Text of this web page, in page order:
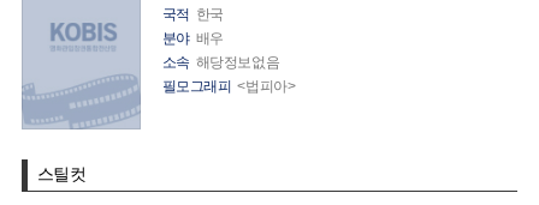
국적 한국
분야 배우
소속 해당정보없음
필모그래피 <법피아>
스틸컷